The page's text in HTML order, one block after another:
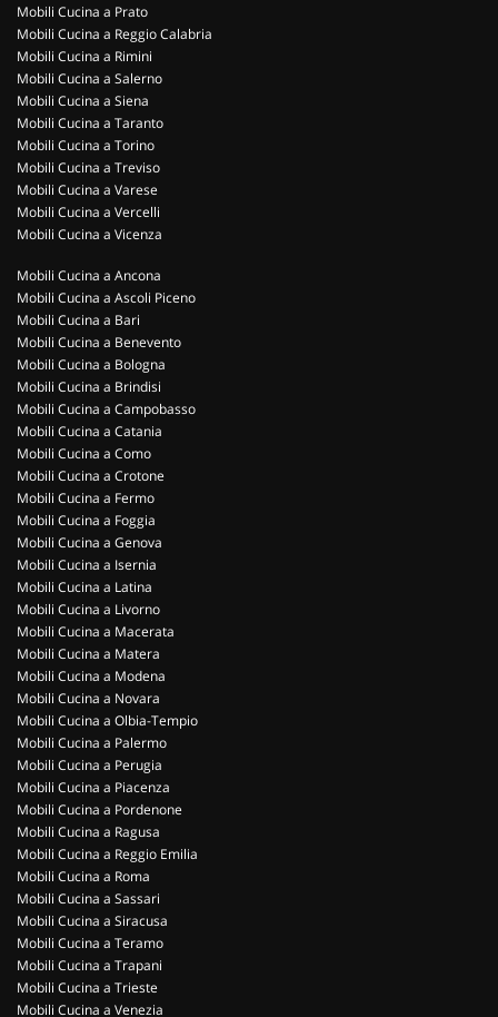
Mobili Cucina a Prato
Mobili Cucina a Reggio Calabria
Mobili Cucina a Rimini
Mobili Cucina a Salerno
Mobili Cucina a Siena
Mobili Cucina a Taranto
Mobili Cucina a Torino
Mobili Cucina a Treviso
Mobili Cucina a Varese
Mobili Cucina a Vercelli
Mobili Cucina a Vicenza
Mobili Cucina a Ancona
Mobili Cucina a Ascoli Piceno
Mobili Cucina a Bari
Mobili Cucina a Benevento
Mobili Cucina a Bologna
Mobili Cucina a Brindisi
Mobili Cucina a Campobasso
Mobili Cucina a Catania
Mobili Cucina a Como
Mobili Cucina a Crotone
Mobili Cucina a Fermo
Mobili Cucina a Foggia
Mobili Cucina a Genova
Mobili Cucina a Isernia
Mobili Cucina a Latina
Mobili Cucina a Livorno
Mobili Cucina a Macerata
Mobili Cucina a Matera
Mobili Cucina a Modena
Mobili Cucina a Novara
Mobili Cucina a Olbia-Tempio
Mobili Cucina a Palermo
Mobili Cucina a Perugia
Mobili Cucina a Piacenza
Mobili Cucina a Pordenone
Mobili Cucina a Ragusa
Mobili Cucina a Reggio Emilia
Mobili Cucina a Roma
Mobili Cucina a Sassari
Mobili Cucina a Siracusa
Mobili Cucina a Teramo
Mobili Cucina a Trapani
Mobili Cucina a Trieste
Mobili Cucina a Venezia